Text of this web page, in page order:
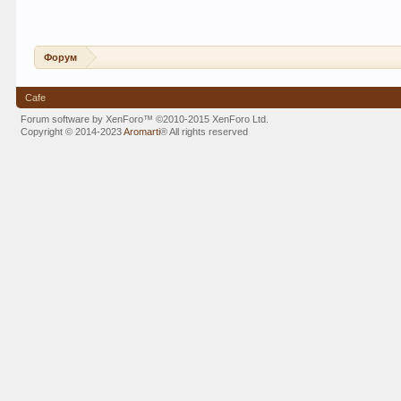
Форум
Cafe
Forum software by XenForo™©2010-2015 XenForo Ltd.
Copyright © 2014-2023Aromarti®All rights reserved